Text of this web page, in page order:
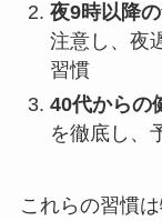
夜9時以降
注意し、夜
習慣
40代からの
を徹底し、
これらの習慣